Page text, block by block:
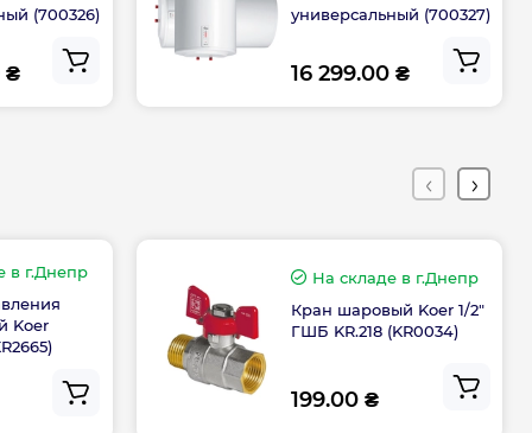
бар 9
1/2
40 °C V40 116 л
Тэн
2.25 мм / 1.8 мм
(700326)
₴
универсальный (700327)
16 299.00 ₴
в г.Днепр
Koer
На складев г.Днепр
Кран шаровый Koer 1/2"
ГШБ KR.218 (KR0034)
199.00 ₴